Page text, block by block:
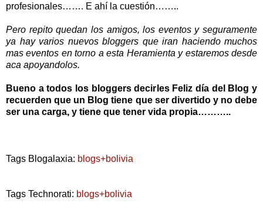
profesionales……. E ahí la cuestión……..
Pero repito quedan los amigos, los eventos y seguramente
ya hay varios nuevos bloggers que iran haciendo muchos
mas eventos en torno a esta Heramienta y estaremos desde
aca apoyandolos.
Bueno a todos los bloggers decirles Feliz día del Blog y
recuerden que un Blog tiene que ser divertido y no debe
ser una carga, y tiene que tener vida propia………..
Tags Blogalaxia: blogs+bolivia
Tags Technorati: blogs+bolivia